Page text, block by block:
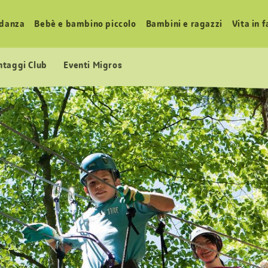
Bebè e bambino piccolo Bambini e ragazzi Vita in
Club Eventi Migros